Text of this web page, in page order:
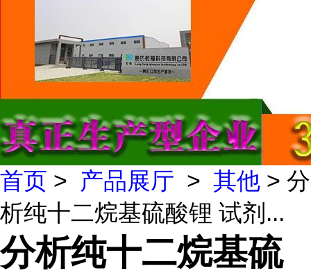
首页 > 产品展厅 > 其他 > 分
析纯十二烷基硫酸锂 试剂...
分析纯十二烷基硫